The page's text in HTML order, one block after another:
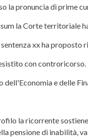
la pronuncia di prime
la Corte territoriale
xx ha proposto
con controricorso.
e delle
la ricorrente
pensione di inabilità,